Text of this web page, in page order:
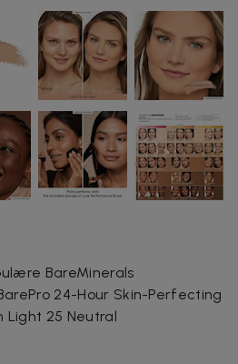
BareMinerals
24-Hour Skin-Perfecting
Light 25 Neutral